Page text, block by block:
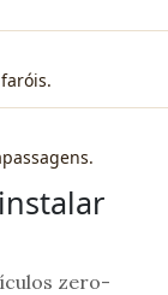
zero-